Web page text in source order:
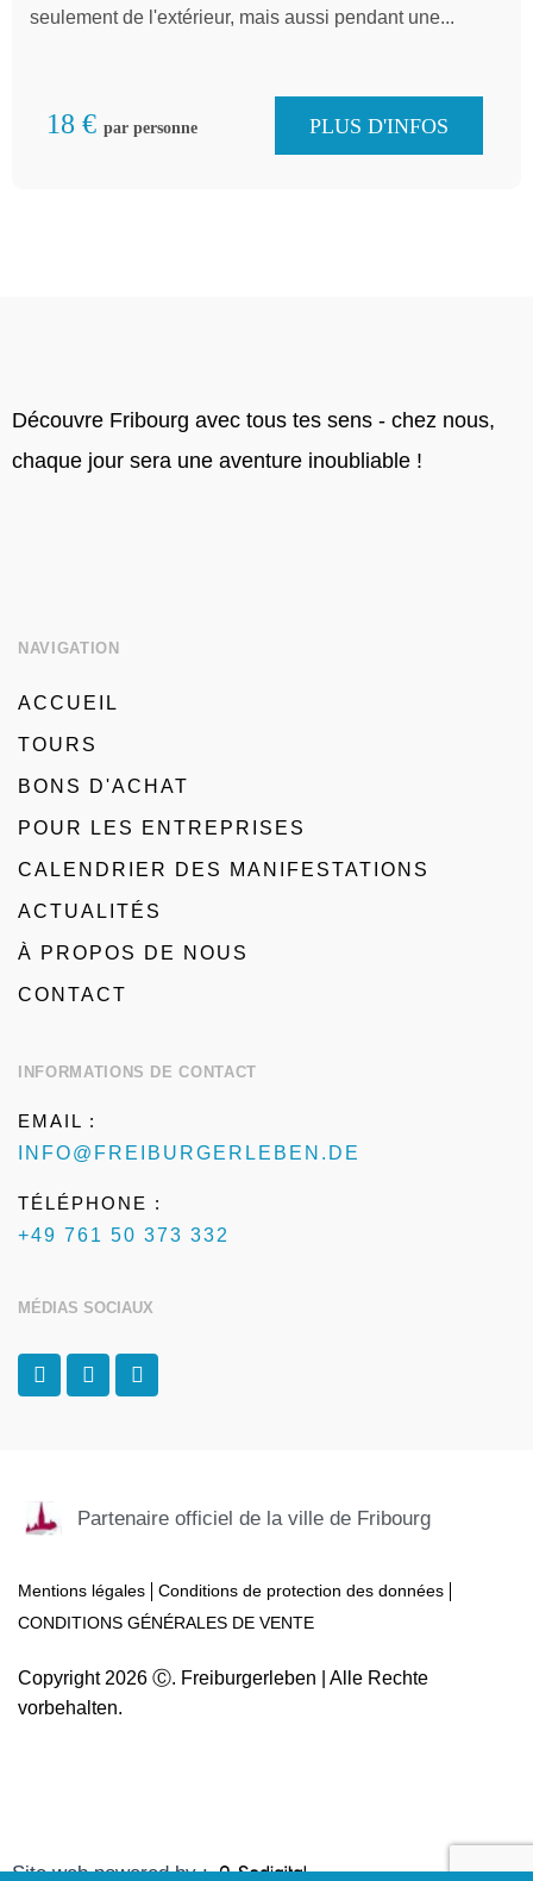
seulement de l'extérieur, mais aussi pendant une...
18 € par personne PLUS D'INFOS
Découvre Fribourg avec tous tes sens - chez nous,
chaque jour sera une aventure inoubliable !
NAVIGATION
ACCUEIL
TOURS
BONS D'ACHAT
POUR LES ENTREPRISES
CALENDRIER DES MANIFESTATIONS
ACTUALITÉS
À PROPOS DE NOUS
CONTACT
INFORMATIONS DE CONTACT
EMAIL :
INFO@FREIBURGERLEBEN.DE
TÉLÉPHONE :
+49 761 50 373 332
MÉDIAS SOCIAUX
F
a
c
k
-
I
n
s
m
T
r
i
s
Partenaire officiel de la ville de Fribourg
Copyright 2026 Ⓒ. Freiburgerleben | Alle Rechte
vorbehalten.
Mentions légales
Conditions de protection des données
CONDITIONS GÉNÉRALES DE VENTE
Site web powered by :